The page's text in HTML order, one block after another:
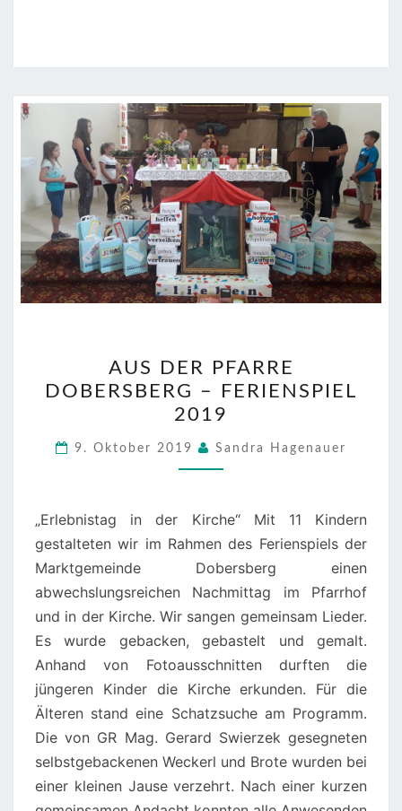
DER
PFARRE
DOBERSBERG
–
FERIENSPIEL
AUS DER PFARRE
DOBERSBERG – FERIENSPIEL
2019
9. Oktober 2019 Sandra Hagenauer
„Erlebnistag in der Kirche“ Mit 11 Kindern
gestalteten wir im Rahmen des Ferienspiels der
Marktgemeinde Dobersberg einen
abwechslungsreichen Nachmittag im Pfarrhof
und in der Kirche. Wir sangen gemeinsam Lieder.
Es wurde gebacken, gebastelt und gemalt.
Anhand von Fotoausschnitten durften die
jüngeren Kinder die Kirche erkunden. Für die
Älteren stand eine Schatzsuche am Programm.
Die von GR Mag. Gerard Swierzek gesegneten
selbstgebackenen Weckerl und Brote wurden bei
einer kleinen Jause verzehrt. Nach einer kurzen